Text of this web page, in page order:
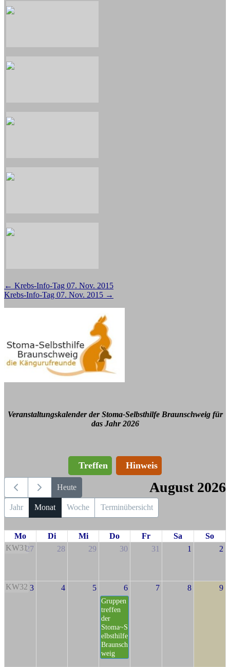
Beitragsnavigation
← Krebs-Info-Tag 07. Nov. 2015
Krebs-Info-Tag 07. Nov. 2015 →
Veranstaltungskalender der Stoma-Selbsthilfe Braunschweig für
das Jahr 2026
Treffen Hinweis
Heute August 2026
Jahr Monat Woche Terminübersicht
Mo Di Mi Do Fr Sa
So
KW3127 28 29 30 31 1 2
KW32 3 4 5 6
Gruppen
treffen
der
Stoma~S
elbsthilfe
Braunsch
weig
7 8 9